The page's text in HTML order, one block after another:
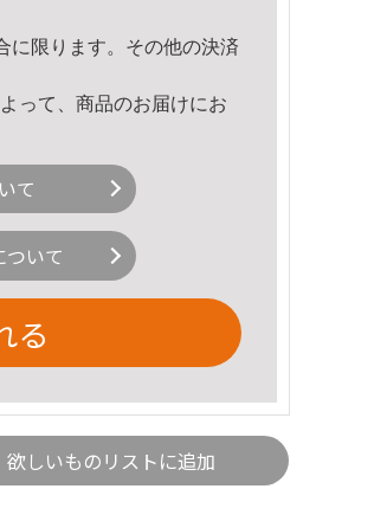
に限ります。その他の決済
って、商品のお届けにお
て
いて
る
欲しいものリストに追加